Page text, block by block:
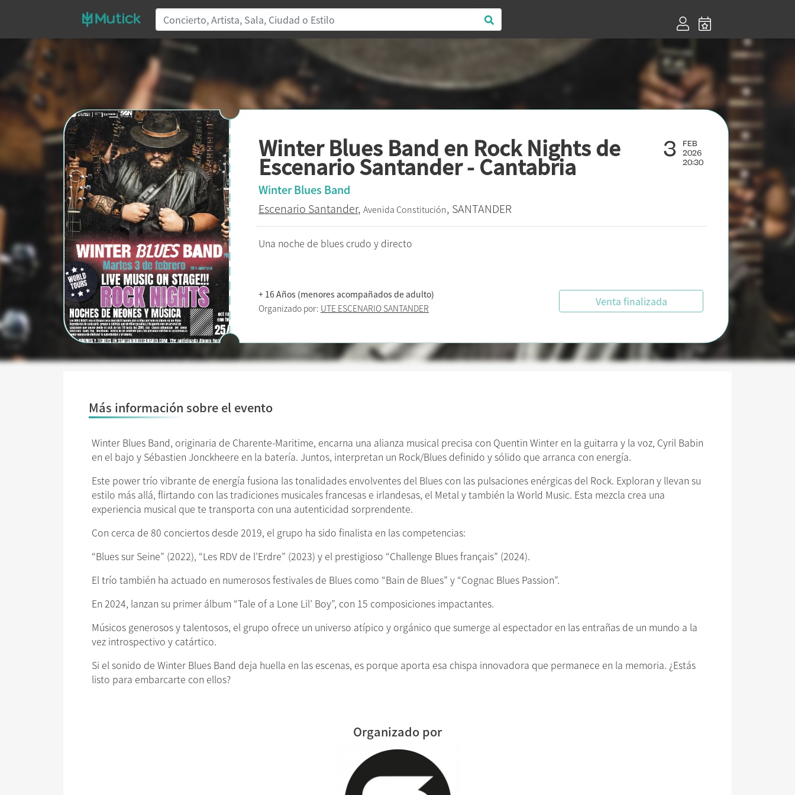
Winter Blues Band en Rock Nights de
Escenario Santander - Cantabria
3 FEB
2026
20:30
Winter Blues Band
Escenario Santander, Avenida Constitución, SANTANDER
Una noche de blues crudo y directo
+ 16 Años (menores acompañados de adulto)
Organizado por: UTE ESCENARIO SANTANDER Venta finalizada
Más información sobre el evento
Winter Blues Band, originaria de Charente-Maritime, encarna una alianza musical precisa con Quentin Winter en la guitarra y la voz, Cyril Babin
en el bajo y Sébastien Jonckheere en la batería. Juntos, interpretan un Rock/Blues definido y sólido que arranca con energía.
Este power trío vibrante de energía fusiona las tonalidades envolventes del Blues con las pulsaciones enérgicas del Rock. Exploran y llevan su
estilo más allá, flirtando con las tradiciones musicales francesas e irlandesas, el Metal y también la World Music. Esta mezcla crea una
experiencia musical que te transporta con una autenticidad sorprendente.
Con cerca de 80 conciertos desde 2019, el grupo ha sido finalista en las competencias:
“Blues sur Seine” (2022), “Les RDV de l’Erdre” (2023) y el prestigioso “Challenge Blues français” (2024).
El trío también ha actuado en numerosos festivales de Blues como “Bain de Blues” y “Cognac Blues Passion”.
En 2024, lanzan su primer álbum “Tale of a Lone Lil’ Boy”, con 15 composiciones impactantes.
Músicos generosos y talentosos, el grupo ofrece un universo atípico y orgánico que sumerge al espectador en las entrañas de un mundo a la
vez introspectivo y catártico.
Si el sonido de Winter Blues Band deja huella en las escenas, es porque aporta esa chispa innovadora que permanece en la memoria. ¿Estás
listo para embarcarte con ellos?
Organizado por